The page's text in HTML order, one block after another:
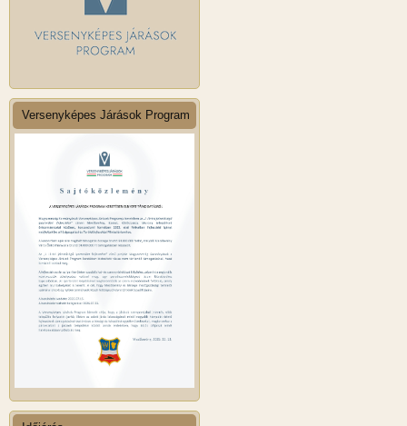
Versenyképes Járások Program